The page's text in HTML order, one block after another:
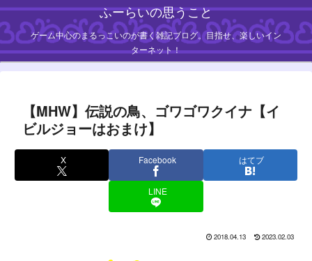
ふーらいの思うこと
ゲーム中心のまるっこいのが書く雑記ブログ。目指せ、楽しいイン
ターネット！
【MHW】伝説の鳥、ゴワゴワクイナ【イ
ビルジョーはおまけ】
X Facebook はてブ
LINE
2018.04.13 2023.02.03